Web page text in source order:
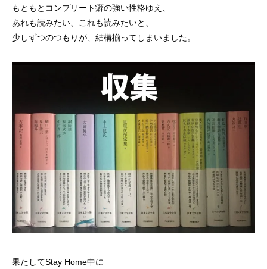
もともとコンプリート癖の強い性格ゆえ、
あれも読みたい、これも読みたいと、
少しずつのつもりが、結構揃ってしまいました。
果たしてStay Home中に